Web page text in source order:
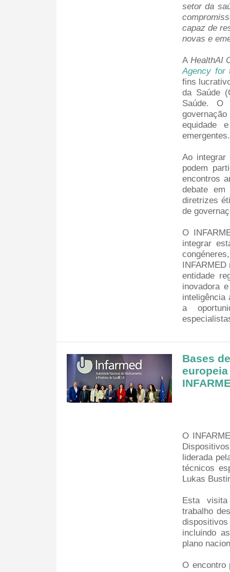
setor da
capaz de
novas e
A HealthAI
Agency for
fins
da Saúde
Saúde. O
equidade
emergentes.
Ao integrar
podem
encontros
debate em
diretrizes
de
O
integrar
entidade
inovadora
inteligência
a
Bases
O
liderada
técnicos
Lukas
Esta
trabalho
incluindo
plano
O encontro